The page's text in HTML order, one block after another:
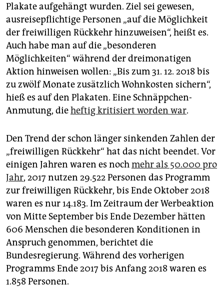
Plakate aufgehängt wurden. Ziel sei gewesen,
ausreisepflichtige Personen „auf die Möglichkeit
der freiwilligen Rückkehr hinzuweisen“, heißt es.
Auch habe man auf die „besonderen
Möglichkeiten“ während der dreimonatigen
Aktion hinweisen wollen: „Bis zum 31. 12. 2018 bis
zu zwölf Monate zusätzlich Wohnkosten sichern“,
hieß es auf den Plakaten. Eine Schnäppchen-
Anmutung, dieheftig kritisiert worden war.
Den Trend der schon länger sinkenden Zahlen der
„freiwilligen Rückkehr“ hat das nicht beendet. Vor
einigen Jahren waren es nochmehr als 50.000 pro
Jahr, 2017 nutzen 29.522 Personen das Programm
zur freiwilligen Rückkehr, bis Ende Oktober 2018
waren es nur 14.183. Im Zeitraum der Werbeaktion
von Mitte September bis Ende Dezember hätten
606 Menschen die besonderen Konditionen in
Anspruch genommen, berichtet die
Bundesregierung. Während des vorherigen
Programms Ende 2017 bis Anfang 2018 waren es
1.858 Personen.